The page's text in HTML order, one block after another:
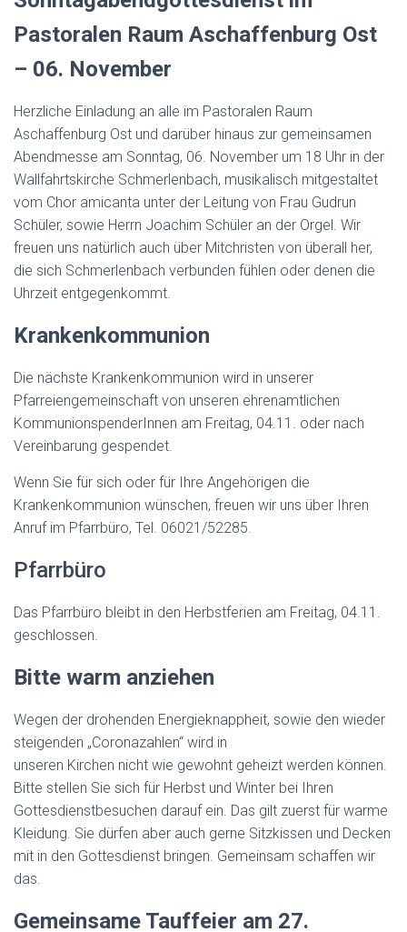
Pastoralen Raum Aschaffenburg Ost
– 06. November
Herzliche Einladung an alle im Pastoralen Raum
Aschaffenburg Ost und darüber hinaus zur gemeinsamen
Abendmesse am Sonntag, 06. November um 18 Uhr in der
Wallfahrtskirche Schmerlenbach, musikalisch mitgestaltet
vom Chor amicanta unter der Leitung von Frau Gudrun
Schüler, sowie Herrn Joachim Schüler an der Orgel. Wir
freuen uns natürlich auch über Mitchristen von überall her,
die sich Schmerlenbach verbunden fühlen oder denen die
Uhrzeit entgegenkommt.
Krankenkommunion
Die nächste Krankenkommunion wird in unserer
Pfarreiengemeinschaft von unseren ehrenamtlichen
KommunionspenderInnen am Freitag, 04.11. oder nach
Vereinbarung gespendet.
Wenn Sie für sich oder für Ihre Angehörigen die
Krankenkommunion wünschen, freuen wir uns über Ihren
Anruf im Pfarrbüro, Tel. 06021/52285.
Pfarrbüro
Das Pfarrbüro bleibt in den Herbstferien am Freitag, 04.11.
geschlossen.
Bitte warm anziehen
Wegen der drohenden Energieknappheit, sowie den wieder
steigenden „Coronazahlen“ wird in
unseren Kirchen nicht wie gewohnt geheizt werden können.
Bitte stellen Sie sich für Herbst und Winter bei Ihren
Gottesdienstbesuchen darauf ein. Das gilt zuerst für warme
Kleidung. Sie dürfen aber auch gerne Sitzkissen und Decken
mit in den Gottesdienst bringen. Gemeinsam schaffen wir
das.
Gemeinsame Tauffeier am 27.